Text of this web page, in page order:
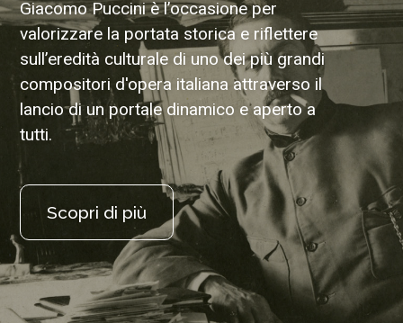
Giacomo Puccini è l’occasione per
valorizzare la portata storica e riflettere
sull’eredità culturale di uno dei più grandi
compositori d'opera italiana attraverso il
lancio di un portale dinamico e aperto a
tutti.
Scopri di più